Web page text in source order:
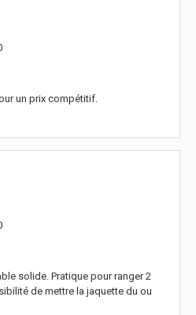
un prix compétitif.
solide. Pratique pour ranger 2
de mettre la jaquette du ou